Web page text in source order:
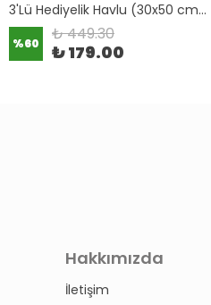
3'Lü Hediyelik Havlu (30x50 cm) Hasır Sepet İçinde
%60 ₺ 449.30
₺ 179.00
Hakkımızda
İletişim